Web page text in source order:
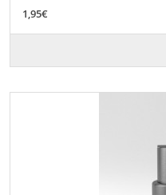
1,95€